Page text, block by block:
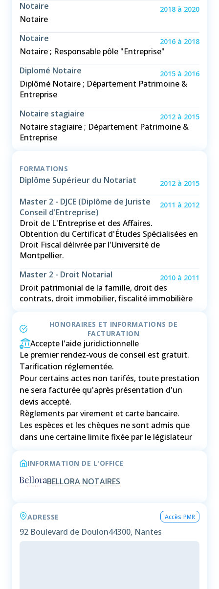
Notaire
2018 à 2020
Notaire
Notaire
2016 à 2018
Notaire ; Responsable pôle "Entreprise"
Diplomé Notaire
2015 à 2016
Diplômé Notaire ; Département Patrimoine &
Entreprise
Notaire stagiaire
2012 à 2015
Notaire stagiaire ; Département Patrimoine &
Entreprise
FORMATIONS
Diplôme Supérieur du Notariat 2012 à 2015
Master 2 - DJCE (Diplôme de Juriste
Conseil d'Entreprise)
2011 à 2012
Droit de L'Entreprise et des Affaires.
Obtention du Certificat d'Études Spécialisées en
Droit Fiscal délivrée par l'Université de
Montpellier.
Master 2 - Droit Notarial
2010 à 2011
Droit patrimonial de la famille, droit des
contrats, droit immobilier, fiscalité immobilière
HONORAIRES ET INFORMATIONS DE
FACTURATION
Accepte l'aide juridictionnelle
Le premier rendez-vous de conseil est gratuit.
Tarification réglementée.
Pour certains actes non tarifés, toute prestation
ne sera facturée qu'après présentation d'un
devis accepté.
Règlements par virement et carte bancaire.
Les espèces et les chèques ne sont admis que
INFORMATION DE L'OFFICE
BELLORA NOTAIRES
ADRESSE Accès PMR
92 Boulevard de Doulon44300, Nantes